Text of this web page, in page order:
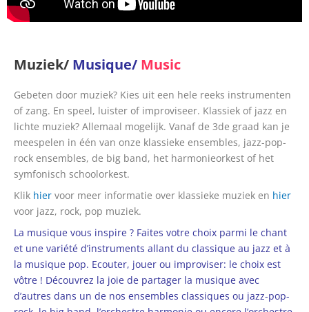
Muziek/ Musique/ Music
Gebeten door muziek? Kies uit een hele reeks instrumenten
of zang. En speel, luister of improviseer. Klassiek of jazz en
lichte muziek? Allemaal mogelijk. Vanaf de 3de graad kan je
meespelen in één van onze klassieke ensembles, jazz-pop-
rock ensembles, de big band, het harmonieorkest of het
symfonisch schoolorkest.
Klik hier voor meer informatie over klassieke muziek en hier
voor jazz, rock, pop muziek.
La musique vous inspire ? Faites votre choix parmi le chant
et une variété d’instruments allant du classique au jazz et à
la musique pop. Ecouter, jouer ou improviser: le choix est
vôtre ! Découvrez la joie de partager la musique avec
d’autres dans un de nos ensembles classiques ou jazz-pop-